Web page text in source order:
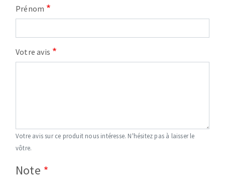
Prénom
Votre avis
Votre avis sur ce produit nous intéresse. N'hésitez pas à laisser le
vôtre.
Note